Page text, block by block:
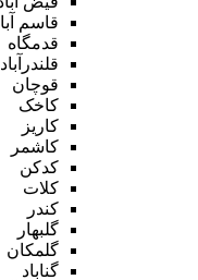
قاسم
قدمگاه
قلندرآباد
قوچان
کاخک
کاریز
کاشمر
کدکن
کلات
کندر
گلبهار
گلمکان
گناباد